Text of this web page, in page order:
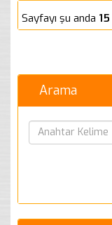
Sayfayı şu anda 15
Arama